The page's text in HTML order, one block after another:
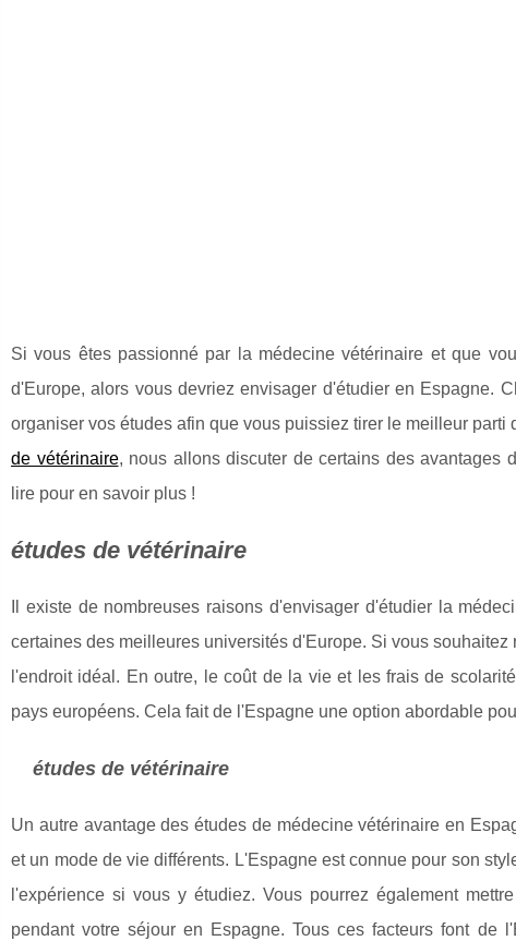
Si vous êtes passionné par la médecine vétérinaire et que
d'Europe, alors vous devriez envisager d'étudier en Espagne.
organiser vos études afin que vous puissiez tirer le meilleur
de vétérinaire, nous allons discuter de certains des avantages
lire pour en savoir plus !
études de vétérinaire
Il existe de nombreuses raisons d'envisager d'étudier la
certaines des meilleures universités d'Europe. Si vous
l'endroit idéal. En outre, le coût de la vie et les frais de
pays européens. Cela fait de l'Espagne une option abordable
études de vétérinaire
Un autre avantage des études de médecine vétérinaire en
et un mode de vie différents. L'Espagne est connue pour son
l'expérience si vous y étudiez. Vous pourrez également
pendant votre séjour en Espagne. Tous ces facteurs font de